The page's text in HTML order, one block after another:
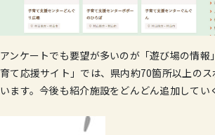
アンケートでも要望が多いのが「遊び場の情報
育て応援サイト」では、県内約70箇所以上の
います。今後も紹介施設をどんどん追加してい